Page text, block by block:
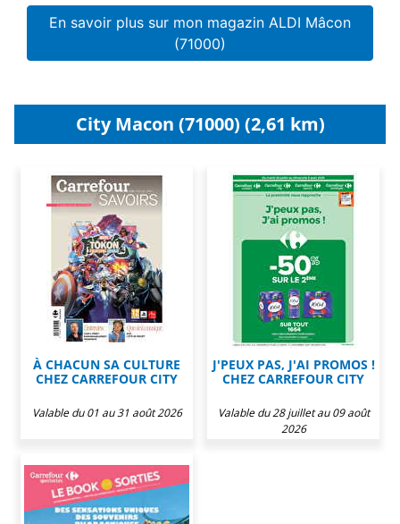
En savoir plus sur mon magazin ALDI Mâcon
(71000)
City Macon (71000) (2,61 km)
À CHACUN SA CULTURE
CHEZ CARREFOUR CITY
Valable du 01 au 31 août 2026
J'PEUX PAS, J'AI PROMOS !
CHEZ CARREFOUR CITY
Valable du 28 juillet au 09 août
2026